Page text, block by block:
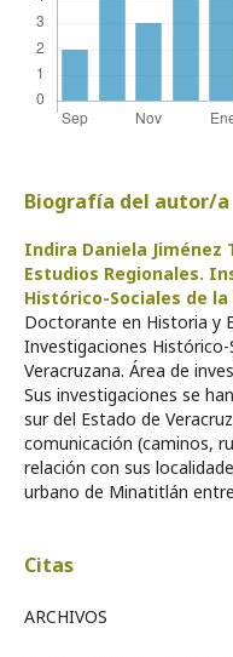
Biografía del autor/a
Indira Daniela Jiménez
Estudios Regionales.
Histórico-Sociales de
Doctorante en Historia y
Investigaciones Histórico-
Veracruzana. Área de
Sus investigaciones se
sur del Estado de
comunicación (caminos,
relación con sus
urbano de Minatitlán
Citas
ARCHIVOS